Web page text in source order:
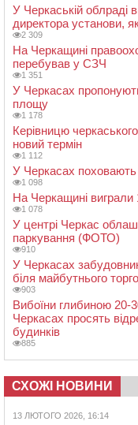
У Черкаській облраді
директора установи,
2 309
На Черкащині
перебував у СЗЧ
1 351
У Черкасах
площу
1 178
Керівницю
новий термін
1 112
У Черкасах
1 098
На Черкащині виграли
1 078
У центрі Черкас
паркування (ФОТО)
910
У Черкасах
біля майбутнього
903
Вибоїни глибиною 20-
Черкасах просять
будинків
885
СХОЖІ НОВИНИ
13 ЛЮТОГО 2026, 16:14